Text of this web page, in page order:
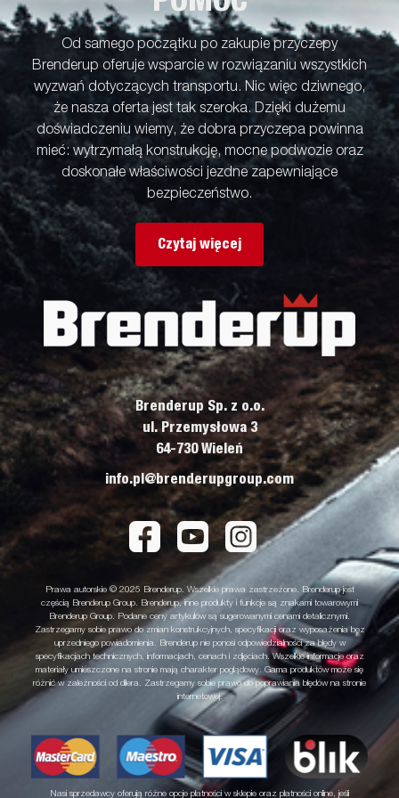
mogą pokazywać opcjonalne wyposażenie.
Od samego początku po zakupie przyczepy
Brenderup oferuje wsparcie w rozwiązaniu wszystkich
wyzwań dotyczących transportu. Nic więc dziwnego,
że nasza oferta jest tak szeroka. Dzięki dużemu
doświadczeniu wiemy, że dobra przyczepa powinna
mieć: wytrzymałą konstrukcję, mocne podwozie oraz
doskonałe właściwości jezdne zapewniające
bezpieczeństwo.
Czytaj więcej
Brenderup Sp. z o.o.
ul. Przemysłowa 3
64-730 Wieleń
info.pl@brenderupgroup.com
Prawa autorskie © 2025 Brenderup. Wszelkie prawa zastrzeżone. Brenderup jest
częścią Brenderup Group. Brenderup, inne produkty i funkcje są znakami towarowymi
Brenderup Group. Podane ceny artykułów są sugerowanymi cenami detalicznymi.
Zastrzegamy sobie prawo do zmian konstrukcyjnych, specyfikacji oraz wyposażenia bez
uprzedniego powiadomienia. Brenderup nie ponosi odpowiedzialności za błędy w
specyfikacjach technicznych, informacjach, cenach i zdjęciach. Wszelkie informacje oraz
materiały umieszczone na stronie mają charakter poglądowy. Gama produktów może się
różnić w zależności od dilera. Zastrzegamy sobie prawo do poprawiania błędów na stronie
internetowej.
Nasi sprzedawcy oferują różne opcje płatności w sklepie oraz płatności online, jeśli